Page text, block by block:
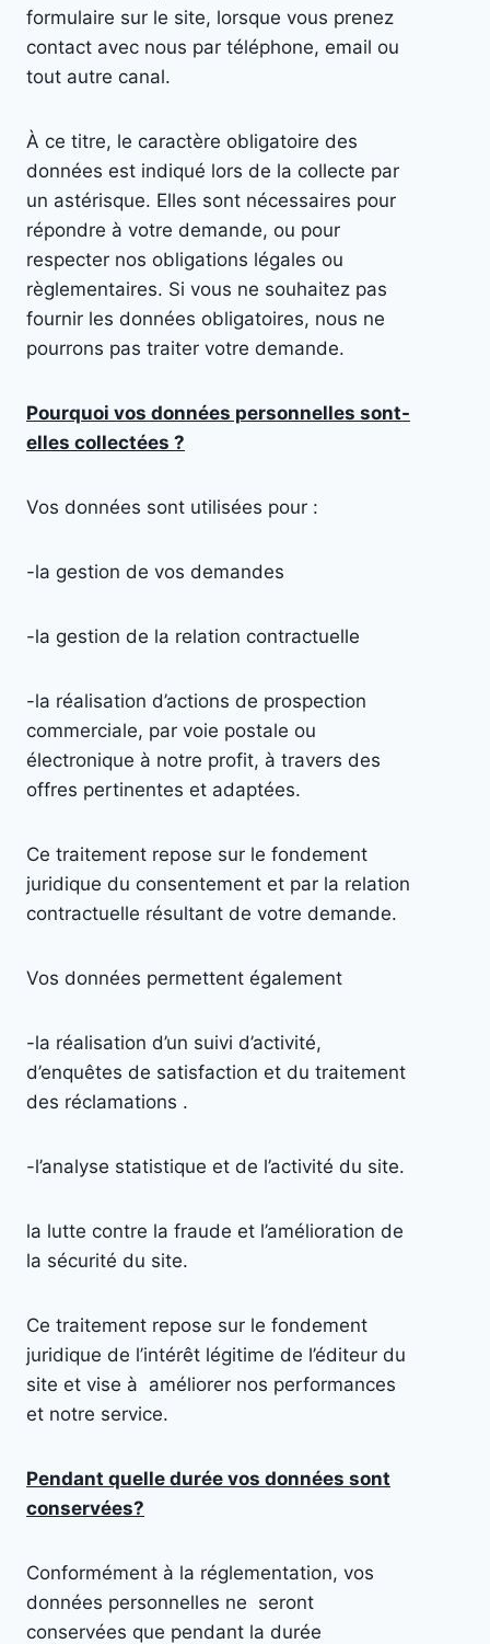
formulaire sur le site, lorsque vous prenez
contact avec nous par téléphone, email ou
tout autre canal.
À ce titre, le caractère obligatoire des
données est indiqué lors de la collecte par
un astérisque. Elles sont nécessaires pour
répondre à votre demande, ou pour
respecter nos obligations légales ou
règlementaires. Si vous ne souhaitez pas
fournir les données obligatoires, nous ne
pourrons pas traiter votre demande.
Pourquoi vos données personnelles sont-
elles collectées ?
Vos données sont utilisées pour :
-la gestion de vos demandes
-la gestion de la relation contractuelle
-la réalisation d’actions de prospection
commerciale, par voie postale ou
électronique à notre profit, à travers des
offres pertinentes et adaptées.
Ce traitement repose sur le fondement
juridique du consentement et par la relation
contractuelle résultant de votre demande.
Vos données permettent également
-la réalisation d’un suivi d’activité,
d’enquêtes de satisfaction et du traitement
des réclamations .
-l’analyse statistique et de l’activité du site.
la lutte contre la fraude et l’amélioration de
la sécurité du site.
Ce traitement repose sur le fondement
juridique de l’intérêt légitime de l’éditeur du
site et vise à améliorer nos performances
et notre service.
Pendant quelle durée vos données sont
conservées?
Conformément à la réglementation, vos
données personnelles ne seront
conservées que pendant la durée